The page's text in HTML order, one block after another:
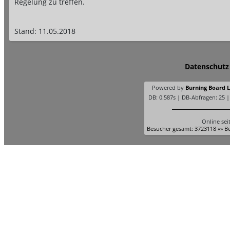
Stand: 11.05.2018
Datenschutz
Powered by Burning Board
DB: 0.587s | DB-Abfragen: 25
Online
Besucher gesamt: 3723118 «»